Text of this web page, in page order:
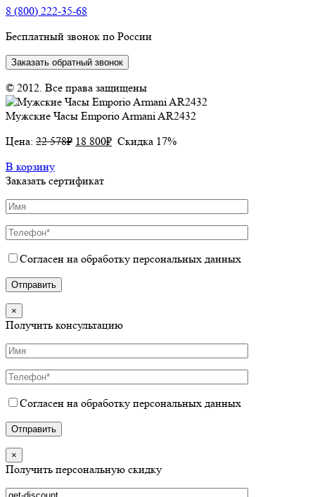
8 (800) 222-35-68
Бесплатный звонок по России
Заказать обратный звонок
© 2012. Все права защищены
Мужские Часы Emporio Armani AR2432
Цена: 22 578₽ 18 800₽ Скидка 17%
В корзину
Заказать сертификат
Согласен на обработку персональных данных
×
Получить консультацию
Согласен на обработку персональных данных
×
Получить персональную скидку